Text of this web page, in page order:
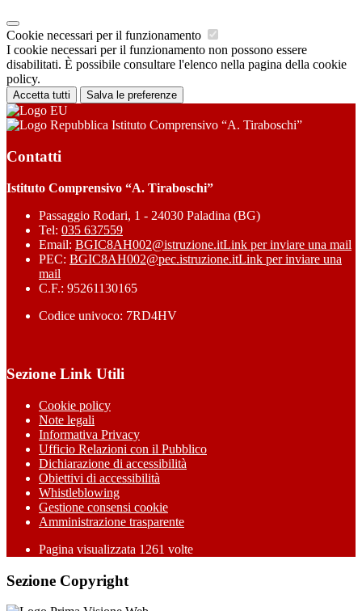
Cookie necessari per il funzionamento
I cookie necessari per il funzionamento non possono essere
disabilitati. È possibile consultare l'elenco nella pagina della cookie
policy.
Accetta tutti Salva le preferenze
Istituto Comprensivo “A. Tiraboschi”
Contatti
Istituto Comprensivo “A. Tiraboschi”
Passaggio Rodari, 1 - 24030 Paladina (BG)
Tel: 035 637559
Email: BGIC8AH002@istruzione.itLink per inviare una mail
PEC: BGIC8AH002@pec.istruzione.itLink per inviare una
mail
C.F.: 95261130165
Codice univoco: 7RD4HV
Sezione Link Utili
Cookie policy
Note legali
Informativa Privacy
Ufficio Relazioni con il Pubblico
Dichiarazione di accessibilità
Obiettivi di accessibilità
Whistleblowing
Gestione consensi cookie
Amministrazione trasparente
Pagina visualizzata 1261 volte
Sezione Copyright